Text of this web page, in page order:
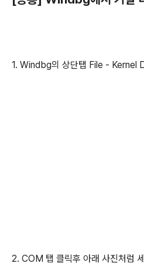
1. Windbg의 상단탭 File - Kernel
2. COM 탭 클릭후 아래 사진처럼